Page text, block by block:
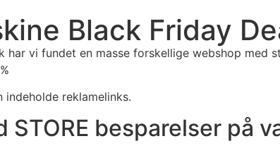
Black Friday
har vi fundet en masse forskellige webshop med
reklamelinks.
STORE besparelser på